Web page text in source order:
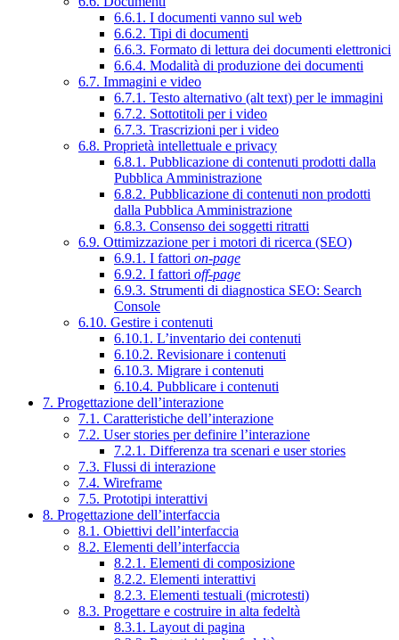
6.6.1. I documenti vanno sul web
6.6.2. Tipi di documenti
6.6.3. Formato di lettura dei documenti elettronici
6.6.4. Modalità di produzione dei documenti
6.7. Immagini e video
6.7.1. Testo alternativo (alt text) per le immagini
6.7.2. Sottotitoli per i video
6.7.3. Trascrizioni per i video
6.8. Proprietà intellettuale e privacy
6.8.1. Pubblicazione di contenuti prodotti dalla
Pubblica Amministrazione
6.8.2. Pubblicazione di contenuti non prodotti
dalla Pubblica Amministrazione
6.8.3. Consenso dei soggetti ritratti
6.9. Ottimizzazione per i motori di ricerca (SEO)
6.9.1. I fattori on-page
6.9.2. I fattori off-page
6.9.3. Strumenti di diagnostica SEO: Search
Console
6.10. Gestire i contenuti
6.10.1. L’inventario dei contenuti
6.10.2. Revisionare i contenuti
6.10.3. Migrare i contenuti
6.10.4. Pubblicare i contenuti
7. Progettazione dell’interazione
7.1. Caratteristiche dell’interazione
7.2. User stories per definire l’interazione
7.2.1. Differenza tra scenari e user stories
7.3. Flussi di interazione
7.4. Wireframe
7.5. Prototipi interattivi
8. Progettazione dell’interfaccia
8.1. Obiettivi dell’interfaccia
8.2. Elementi dell’interfaccia
8.2.1. Elementi di composizione
8.2.2. Elementi interattivi
8.2.3. Elementi testuali (microtesti)
8.3. Progettare e costruire in alta fedeltà
8.3.1. Layout di pagina